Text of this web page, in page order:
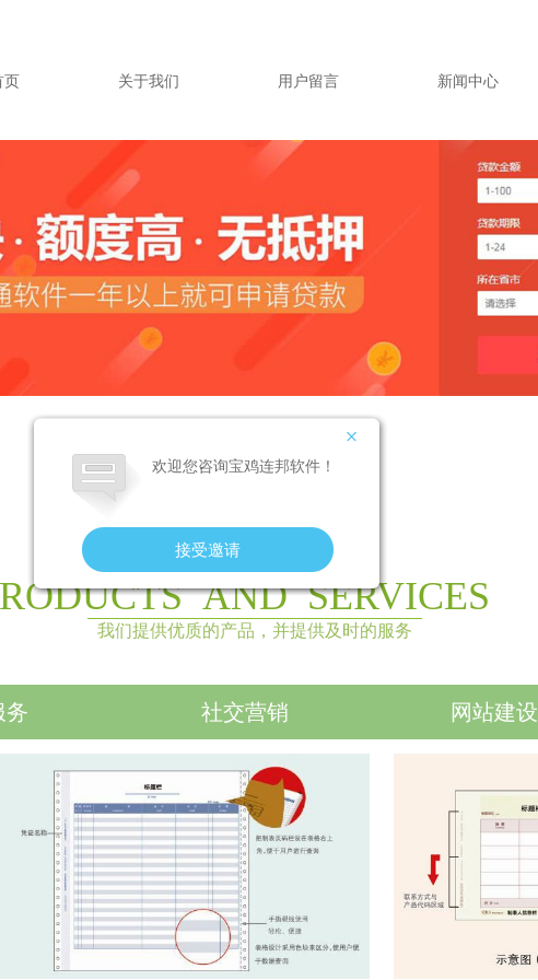
关于我们 用户留言 新闻中心
产品和服务
AND SERVICES
我们提供优质的产品 ，并提供及时的服务
务 社交营销 网站建设
欢迎您咨询宝鸡连邦软件！
接受邀请